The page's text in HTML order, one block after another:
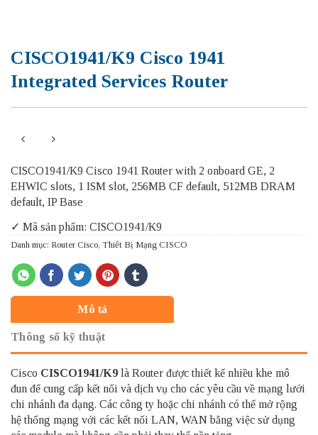
CISCO1941/K9 Cisco 1941
Integrated Services Router
CISCO1941/K9 Cisco 1941 Router with 2 onboard GE, 2
EHWIC slots, 1 ISM slot, 256MB CF default, 512MB DRAM
default, IP Base
✓ Mã sản phẩm: CISCO1941/K9
Danh mục: Router Cisco Thiết Bị Mạng CISCO
Mô tả
Thông số kỹ thuật
Cisco CISCO1941/K9 là Router được thiết kế nhiều khe mô
đun để cung cấp kết nối và dịch vụ cho các yêu cầu về mạng lưới
chi nhánh đa dạng. Các công ty hoặc chi nhánh có thể mở rộng
hệ thống mạng với các kết nối LAN, WAN bằng việc sử dụng